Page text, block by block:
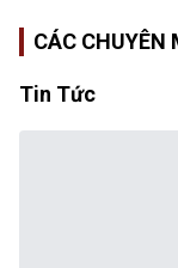
CÁC CHUYÊN
Tin Tức